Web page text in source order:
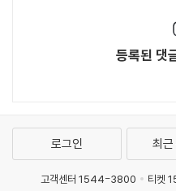
등록된 댓
로그인 최근
고객센터 1544-3800 티켓